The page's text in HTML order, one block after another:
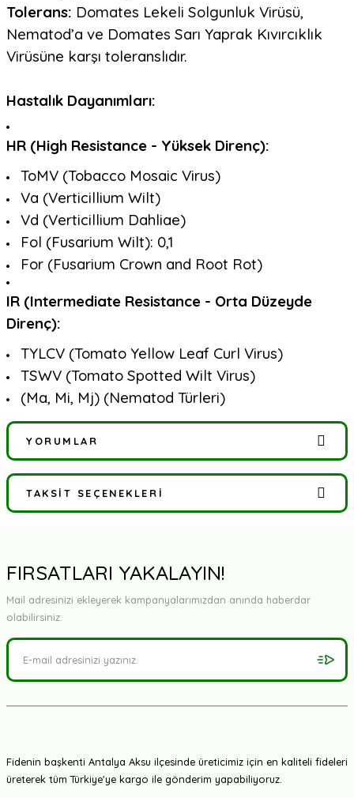
Tolerans: Domates Lekeli Solgunluk Virüsü,
Nematod’a ve Domates Sarı Yaprak Kıvırcıklık
Virüsüne karşı toleranslıdır.
Hastalık Dayanımları:
HR (High Resistance - Yüksek Direnç):
ToMV (Tobacco Mosaic Virus)
Va (Verticillium Wilt)
Vd (Verticillium Dahliae)
Fol (Fusarium Wilt): 0,1
For (Fusarium Crown and Root Rot)
IR (Intermediate Resistance - Orta Düzeyde
Direnç):
TYLCV (Tomato Yellow Leaf Curl Virus)
TSWV (Tomato Spotted Wilt Virus)
(Ma, Mi, Mj) (Nematod Türleri)
YORUMLAR
Bu ürüne ilk yorumu siz yapın!
TAKSIT SEÇENEKLERI
FIRSATLARI YAKALAYIN!
Mail adresinizi ekleyerek kampanyalarımızdan anında haberdar
olabilirsiniz.
Fidenin başkenti Antalya Aksu ilçesinde üreticimiz için en kaliteli fideleri
üreterek tüm Türkiye'ye kargo ile gönderim yapabiliyoruz.